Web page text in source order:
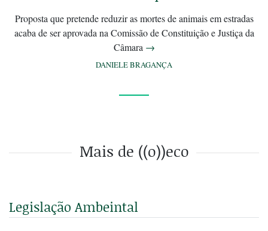
Proposta que pretende reduzir as mortes de animais em estradas
acaba de ser aprovada na Comissão de Constituição e Justiça da
Câmara →
DANIELE BRAGANÇA
Mais de ((o))eco
Legislação Ambeintal